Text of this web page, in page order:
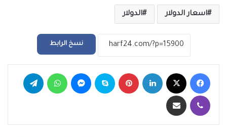
اسعار الدولار الدولار
نسخ الرابط
فيسبوك لينكدإن بينتيريست سكايب ماسنجر واتساب
ڤايبر مشاركة عبر البريد